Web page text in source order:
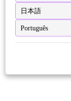
日本語
Português